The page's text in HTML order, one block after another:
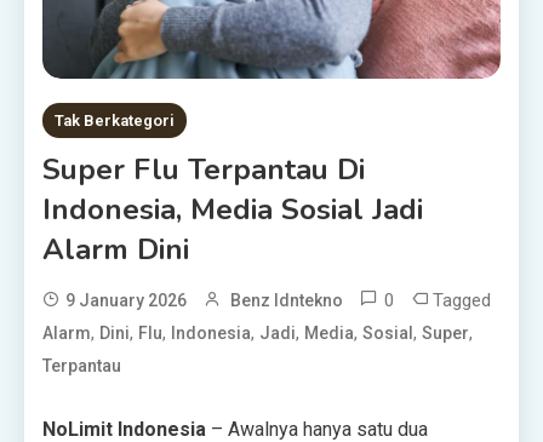
Tak Berkategori
Super Flu Terpantau Di
Indonesia, Media Sosial Jadi
Alarm Dini
9 January 2026 Benz Idntekno 0 Tagged
Alarm, Dini, Flu, Indonesia, Jadi, Media, Sosial , Super,
Terpantau
NoLimit Indonesia – Awalnya hanya satu dua